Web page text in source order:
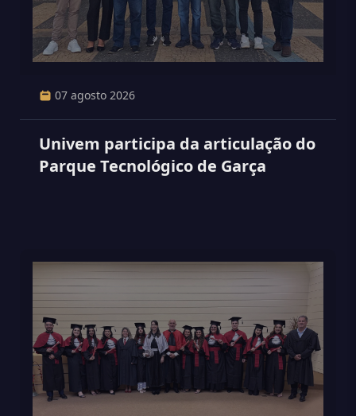
07 agosto 2026
Univem participa da articulação do
Parque Tecnológico de Garça